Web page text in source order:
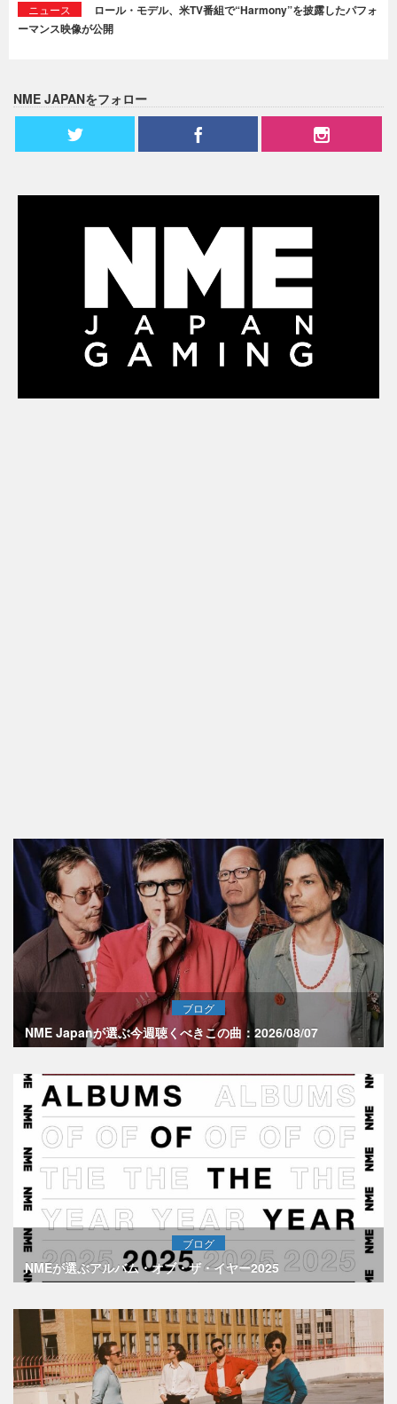
ニュース
ロール・モデル、米TV番組で“Harmony”を披露したパフォ
ーマンス映像が公開
NME JAPANをフォロー
ブログ
NME Japanが選ぶ今週聴くべきこの曲：2026/08/07
ブログ
NMEが選ぶアルバム・オブ・ザ・イヤー2025